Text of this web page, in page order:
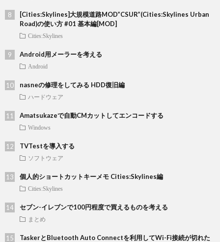
[Cities:Skylines]大規模道路MOD”CSUR”(Cities:Skylines Urban
Road)の使い方 #01 基本編[MOD]
Cities:Skylines
Android用メーラーを考える
Android
nasneの修理をしてみる HDD復旧編
ハードウェア
Amatsukazeで自動CMカットしてエンコードする
Windows
TVTestを導入する
ソフトウェア
個人的ショートカットキーメモ Cities:Skylines編
Cities:Skylines
セブン-イレブンで100円程度で買えるものを考える
まとめ
TaskerとBluetooth Auto Connectを利用してWi-Fi接続が切れた